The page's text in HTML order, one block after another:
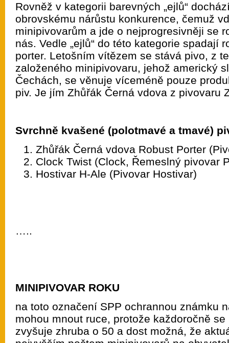
Rovněž v kategorii barevných „ejlů“
obrovskému nárůstu konkurence, čemuž
minipivovarům a jde o nejprogresivněji se
nás. Vedle „ejlů“ do této kategorie spadají
porter. Letošním vítězem se stává pivo, z
založeného minipivovaru, jehož americký
Čechách, se věnuje víceméně pouze
piv. Je jím Zhůřák Černá vdova z pivovaru
Svrchně kvašené (polotmavé a tmavé)
Zhůřák Černá vdova Robust Porter
Clock Twist (Clock, Řemeslný pivovar
Hostivar H-Ale (Pivovar Hostivar)
…..
MINIPIVOVAR ROKU
na toto označení SPP ochrannou známku
mohou mnout ruce, protože každoročně
zvyšuje zhruba o 50 a dost možná, že